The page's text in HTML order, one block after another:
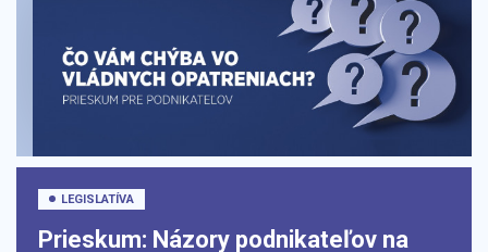
LEGISLATÍVA
Prieskum: Názory podnikateľov na